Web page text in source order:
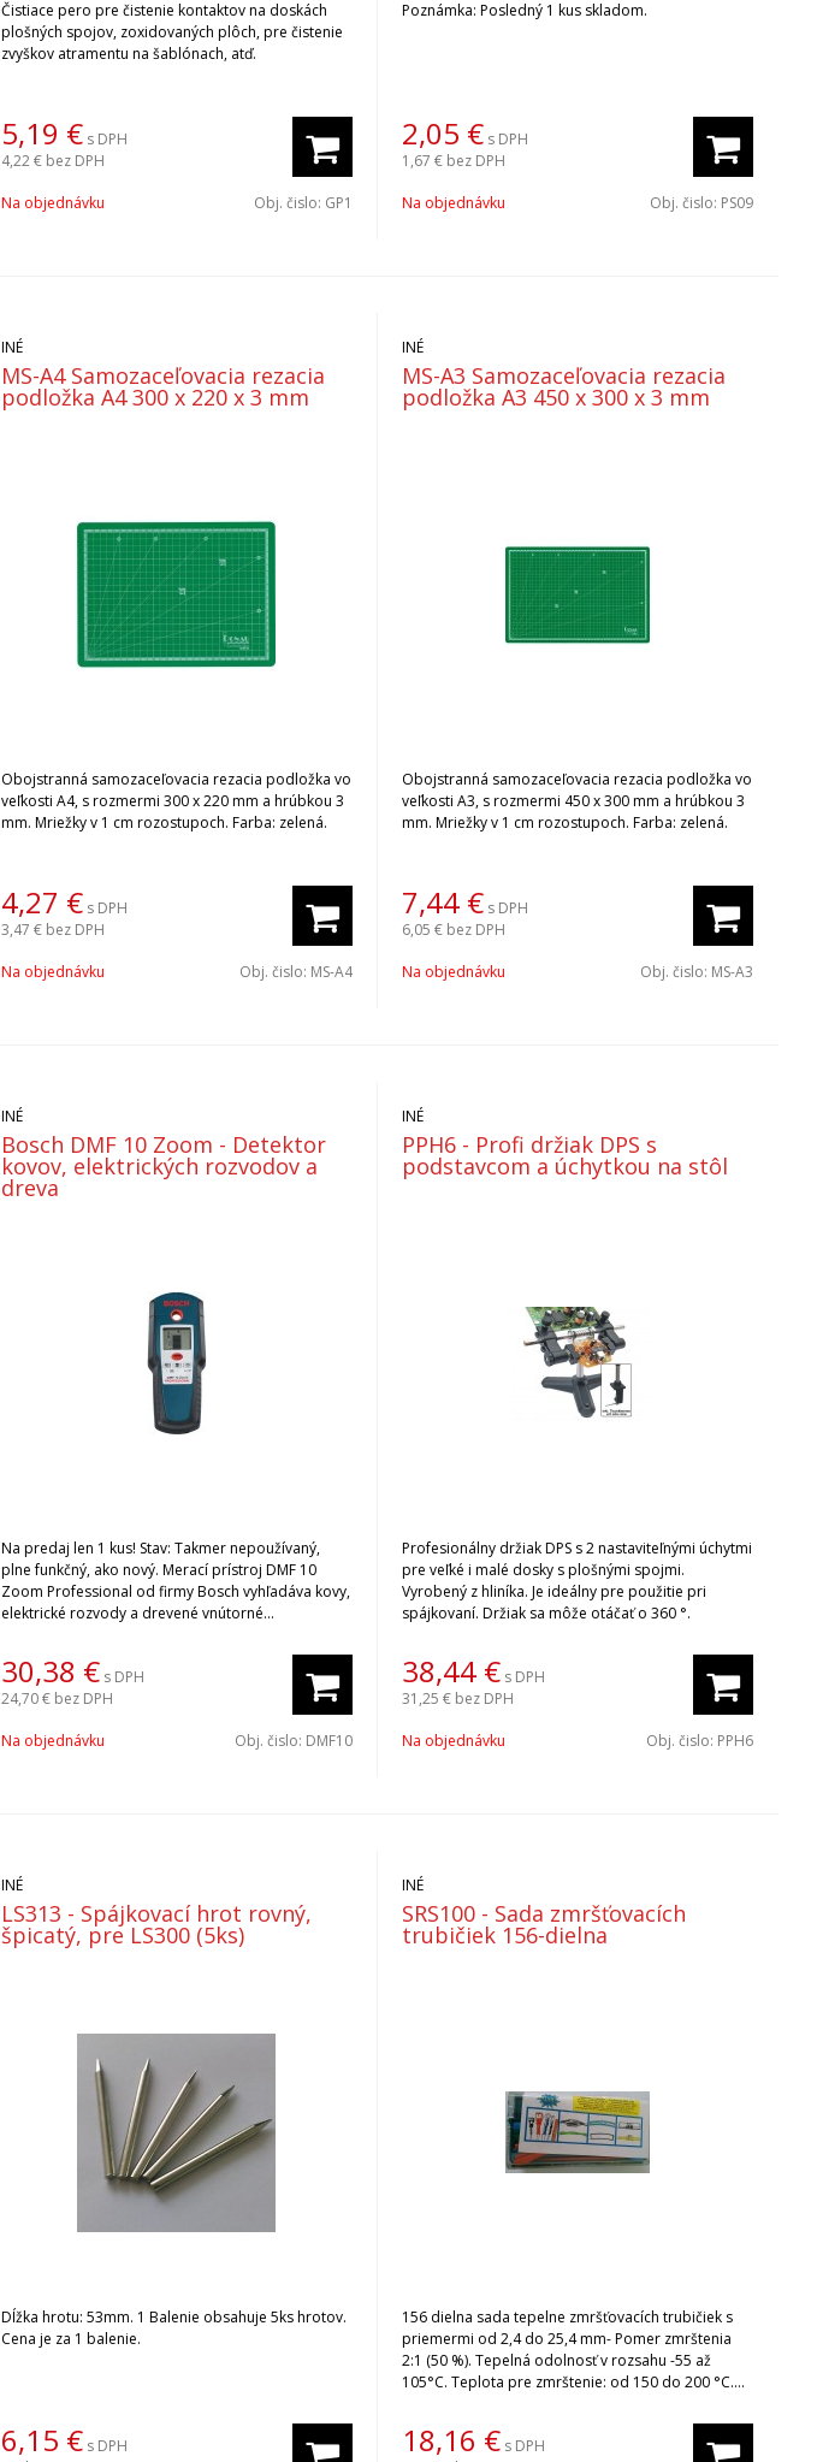
Čistiace pero pre čistenie kontaktov na doskách
plošných spojov, zoxidovaných plôch, pre čistenie
zvyškov atramentu na šablónach, atď.
5,19 € s DPH
4,22 € bez DPH
Na objednávku Obj. čislo: GP1
Poznámka: Posledný 1 kus skladom.
2,05 € s DPH
1,67 € bez DPH
Na objednávku Obj. čislo: PS09
INÉ
MS-A4 Samozaceľovacia rezacia
podložka A4 300 x 220 x 3 mm
Obojstranná samozaceľovacia rezacia podložka vo
veľkosti A4, s rozmermi 300 x 220 mm a hrúbkou 3
mm. Mriežky v 1 cm rozostupoch. Farba: zelená.
4,27 € s DPH
3,47 € bez DPH
Na objednávku Obj. čislo: MS-A4
INÉ
MS-A3 Samozaceľovacia rezacia
podložka A3 450 x 300 x 3 mm
Obojstranná samozaceľovacia rezacia podložka vo
veľkosti A3, s rozmermi 450 x 300 mm a hrúbkou 3
mm. Mriežky v 1 cm rozostupoch. Farba: zelená.
7,44 € s DPH
6,05 € bez DPH
Na objednávku Obj. čislo: MS-A3
INÉ
Bosch DMF 10 Zoom - Detektor
kovov, elektrických rozvodov a
dreva
Na predaj len 1 kus! Stav: Takmer nepoužívaný,
plne funkčný, ako nový. Merací prístroj DMF 10
Zoom Professional od firmy Bosch vyhľadáva kovy,
elektrické rozvody a drevené vnútorné
presnejšie určenie polohy ako porovnateľné
detekčné prístroje. Podrobnejšie informácie o
produkte nájdete nižšie v prílohe Dokumentácia.
30,38 € s DPH
24,70 € bez DPH
Na objednávku Obj. čislo: DMF10
INÉ
PPH6 - Profi držiak DPS s
podstavcom a úchytkou na stôl
Profesionálny držiak DPS s 2 nastaviteľnými úchytmi
pre veľké i malé dosky s plošnými spojmi.
Vyrobený z hliníka. Je ideálny pre použitie pri
spájkovaní. Držiak sa môže otáčať o 360 °.
38,44 € s DPH
31,25 € bez DPH
Na objednávku Obj. čislo: PPH6
INÉ
LS313 - Spájkovací hrot rovný,
špicatý, pre LS300 (5ks)
Dĺžka hrotu: 53mm. 1 Balenie obsahuje 5ks hrotov.
Cena je za 1 balenie.
6,15 € s DPH
INÉ
SRS100 - Sada zmršťovacích
trubičiek 156-dielna
156 dielna sada tepelne zmršťovacích trubičiek s
priemermi od 2,4 do 25,4 mm- Pomer zmrštenia
2:1 (50 %). Tepelná odolnosť v rozsahu -55 až
105°C. Teplota pre zmrštenie: od 150 do 200 °C.
18,16 € s DPH